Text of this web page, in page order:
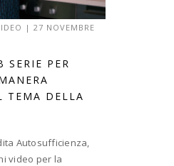
|27 NOVEMBRE
SERIE PER
TEMA DELLA
Autosufficienza,
video per la